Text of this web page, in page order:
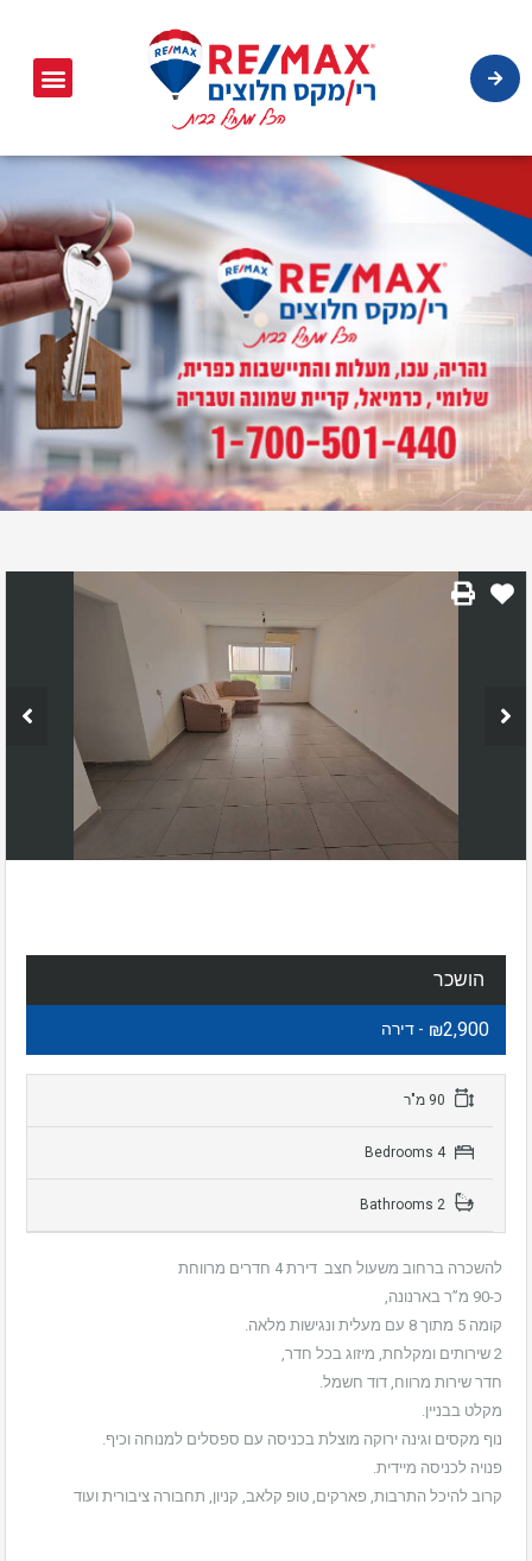
הושכר
₪2,900 - דירה
4 Bedrooms
להשכרה ברחוב משעול חצב דירת 4 חדרים מרווחת
כ-90 מ”ר בארנונה,
קומה 5 מתוך 8 עם מעלית ונגישות מלאה.
2 שירותים ומקלחת, מיזוג בכל חדר,
חדר שירות מרווח, דוד חשמל.
מקלט בבניין.
נוף מקסים וגינה ירוקה מוצלת בכניסה עם ספסלים למנוחה וכיף.
פנויה לכניסה מיידית.
קרוב להיכל התרבות, פארקים, טופ קלאב, קניון, תחבורה ציבורית ועוד